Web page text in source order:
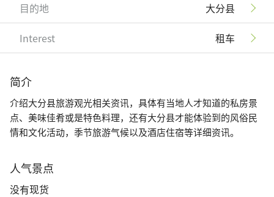
目的地 大分县
Interest 租车
简介
介绍大分县旅游观光相关资讯，具体有当地人才知道的私房景
点、美味佳肴或是特色料理，还有大分县才能体验到的风俗民
情和文化活动，季节旅游气候以及酒店住宿等详细资讯。
人气景点
没有现货